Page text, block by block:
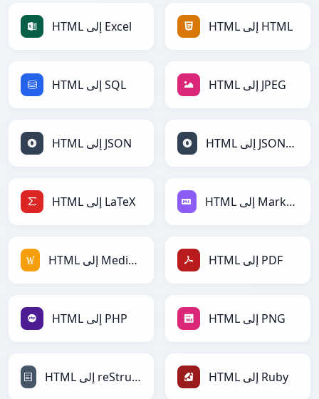
HTML إلى Excel HTML إلى HTML
HTML إلى SQL HTML إلى JPEG
HTML إلى JSON HTML إلى JSONLines
HTML إلى LaTeX HTML إلى Markdown
HTML إلى MediaWiki HTML إلى PDF
HTML إلى PHP HTML إلى PNG
HTML إلى reStructuredText HTML إلى Ruby